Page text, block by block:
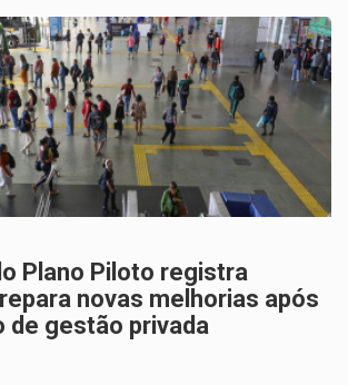
Plano Piloto registra
novas melhorias após
de gestão privada